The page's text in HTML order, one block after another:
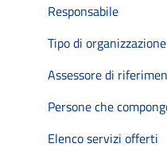
Responsabile
Tipo di organizzazione
Assessore di
Persone che
Elenco servizi offerti